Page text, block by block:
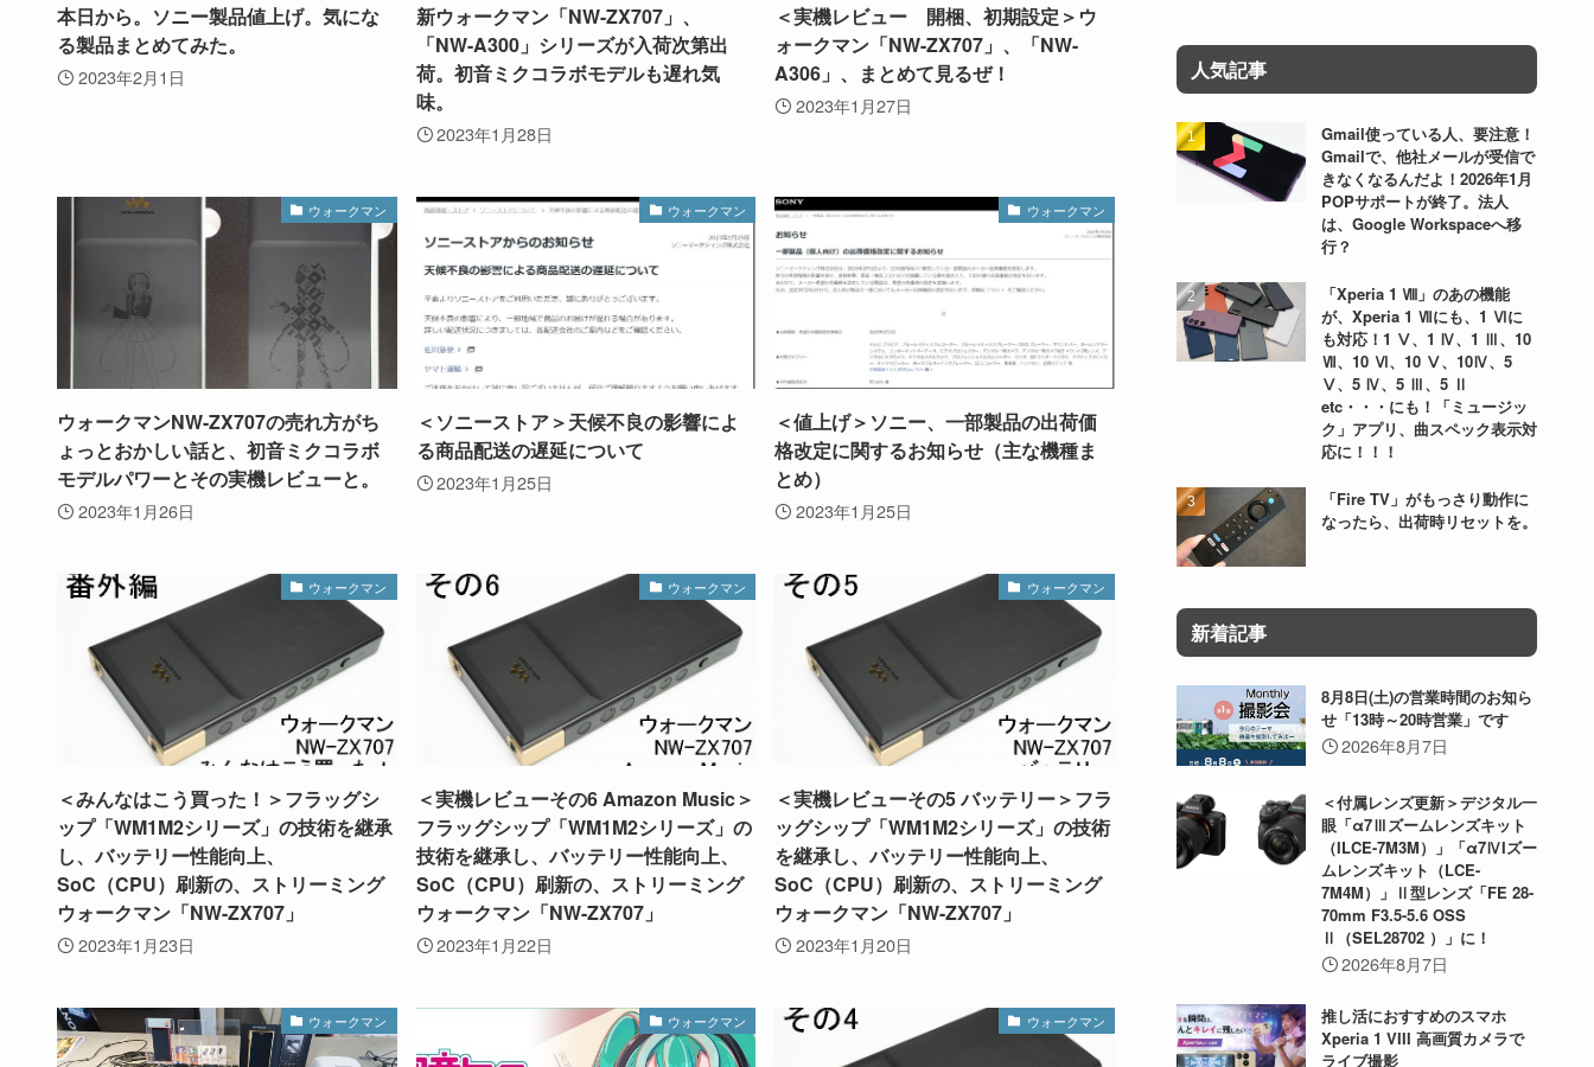
本日から。ソニー製品値上げ。気にな
る製品まとめてみた。
2023年2月1日
新ウォークマン「NW-ZX707」、
「NW-A300」シリーズが入荷次第出
荷。初音ミクコラボモデルも遅れ気
味。
2023年1月28日
＜実機レビュー 開梱、初期設定＞ウ
ォークマン「NW-ZX707」、「NW-
A306」、まとめて見るぜ！
2023年1月27日
ウォークマン
ウォークマンNW-ZX707の売れ方がち
ょっとおかしい話と、初音ミクコラボ
モデルパワーとその実機レビューと。
2023年1月26日
ウォークマン
＜ソニーストア＞天候不良の影響によ
る商品配送の遅延について
2023年1月25日
ウォークマン
＜値上げ＞ソニー、一部製品の出荷価
格改定に関するお知らせ（主な機種ま
とめ）
2023年1月25日
ウォークマン
＜みんなはこう買った！＞フラッグシ
ップ「WM1M2シリーズ」の技術を継承
し、バッテリー性能向上、
SoC（CPU）刷新の、ストリーミング
ウォークマン「NW-ZX707」
2023年1月23日
ウォークマン
＜実機レビューその6 Amazon Music＞
フラッグシップ「WM1M2シリーズ」の
技術を継承し、バッテリー性能向上、
SoC（CPU）刷新の、ストリーミング
ウォークマン「NW-ZX707」
2023年1月22日
ウォークマン
＜実機レビューその5 バッテリー＞フラ
ッグシップ「WM1M2シリーズ」の技術
を継承し、バッテリー性能向上、
SoC（CPU）刷新の、ストリーミング
ウォークマン「NW-ZX707」
2023年1月20日
ウォークマン ウォークマン ウォークマン
人気記事
Gmail使っている人、要注意！
Gmailで、他社メールが受信で
きなくなるんだよ！2026年1月
POPサポートが終了。法人
は、Google Workspaceへ移
行？
「Xperia 1 Ⅷ」のあの機能
が、Xperia 1 Ⅶにも、1 Ⅵに
も対応！1 Ⅴ、1 Ⅳ、1 Ⅲ、10
Ⅶ、10 Ⅵ、10 Ⅴ、10Ⅳ、5
Ⅴ、5 Ⅳ、5 Ⅲ、5 Ⅱ
etc・・・にも！「ミュージッ
ク」アプリ、曲スペック表示対
応に！！！
「Fire TV」がもっさり動作に
なったら、出荷時リセットを。
新着記事
8月8日(土)の営業時間のお知ら
せ「13時～20時営業」です
2026年8月7日
＜付属レンズ更新＞デジタル一
眼「α7Ⅲズームレンズキット
（ILCE-7M3M）」「α7ⅣIズー
ムレンズキット（LCE-
7M4M）」Ⅱ型レンズ「FE 28-
70mm F3.5-5.6 OSS
Ⅱ（SEL28702 ）」に！
2026年8月7日
推し活におすすめのスマホ
Xperia 1 VIII 高画質カメラで
ライブ撮影